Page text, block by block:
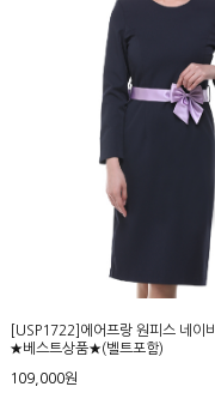
[USP1722]에어프랑 원피스 네이비
★베스트상품★(벨트포함)
109,000원